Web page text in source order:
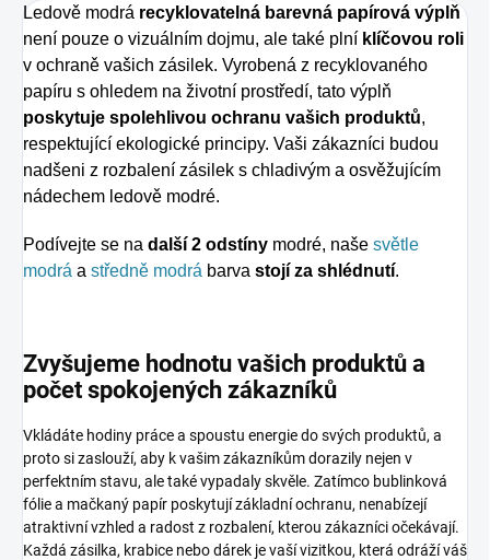
Ledově modrá recyklovatelná barevná papírová výplň
není pouze o vizuálním dojmu, ale také plní klíčovou roli
v ochraně vašich zásilek. Vyrobená z recyklovaného
papíru s ohledem na životní prostředí, tato výplň
poskytuje spolehlivou ochranu vašich produktů,
respektující ekologické principy. Vaši zákazníci budou
nadšeni z rozbalení zásilek s chladivým a osvěžujícím
nádechem ledově modré.
Podívejte se na další 2 odstíny modré, naše světle
modrá a středně modrá barva stojí za shlédnutí.
Zvyšujeme hodnotu vašich produktů a
počet spokojených zákazníků
Vkládáte hodiny práce a spoustu energie do svých produktů, a
proto si zaslouží, aby k vašim zákazníkům dorazily nejen v
perfektním stavu, ale také vypadaly skvěle. Zatímco bublinková
fólie a mačkaný papír poskytují základní ochranu, nenabízejí
atraktivní vzhled a radost z rozbalení, kterou zákazníci očekávají.
Každá zásilka, krabice nebo dárek je vaší vizitkou, která odráží váš